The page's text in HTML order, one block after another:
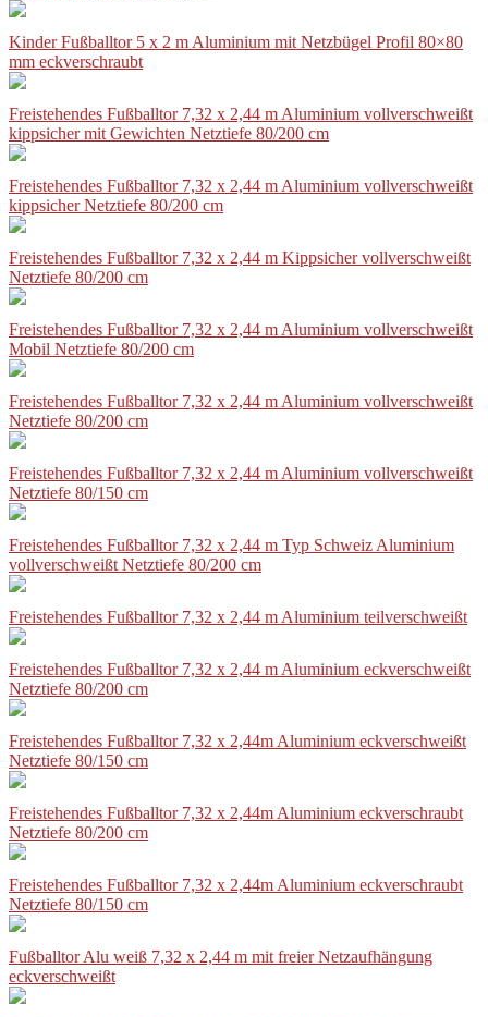
Kinder Fußballtor 5 x 2 m Aluminium mit Netzbügel Profil 80×80
mm eckverschraubt
Freistehendes Fußballtor 7,32 x 2,44 m Aluminium vollverschweißt
kippsicher mit Gewichten Netztiefe 80/200 cm
Freistehendes Fußballtor 7,32 x 2,44 m Aluminium vollverschweißt
kippsicher Netztiefe 80/200 cm
Freistehendes Fußballtor 7,32 x 2,44 m Kippsicher vollverschweißt
Netztiefe 80/200 cm
Freistehendes Fußballtor 7,32 x 2,44 m Aluminium vollverschweißt
Mobil Netztiefe 80/200 cm
Freistehendes Fußballtor 7,32 x 2,44 m Aluminium vollverschweißt
Netztiefe 80/200 cm
Freistehendes Fußballtor 7,32 x 2,44 m Aluminium vollverschweißt
Netztiefe 80/150 cm
Freistehendes Fußballtor 7,32 x 2,44 m Typ Schweiz Aluminium
vollverschweißt Netztiefe 80/200 cm
Freistehendes Fußballtor 7,32 x 2,44 m Aluminium teilverschweißt
Freistehendes Fußballtor 7,32 x 2,44 m Aluminium eckverschweißt
Netztiefe 80/200 cm
Freistehendes Fußballtor 7,32 x 2,44m Aluminium eckverschweißt
Netztiefe 80/150 cm
Freistehendes Fußballtor 7,32 x 2,44m Aluminium eckverschraubt
Netztiefe 80/200 cm
Freistehendes Fußballtor 7,32 x 2,44m Aluminium eckverschraubt
Netztiefe 80/150 cm
Fußballtor Alu weiß 7,32 x 2,44 m mit freier Netzaufhängung
eckverschweißt